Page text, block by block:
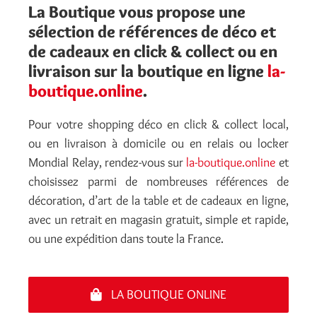
La Boutique vous propose une
sélection de références de déco et
de cadeaux en click & collect ou en
livraison sur la boutique en ligne la-
boutique.online.
Pour votre shopping déco en click & collect local,
ou en livraison à domicile ou en relais ou locker
Mondial Relay, rendez-vous sur la-boutique.online et
choisissez parmi de nombreuses références de
décoration, d’art de la table et de cadeaux en ligne,
avec un retrait en magasin gratuit, simple et rapide,
ou une expédition dans toute la France.
LA BOUTIQUE ONLINE